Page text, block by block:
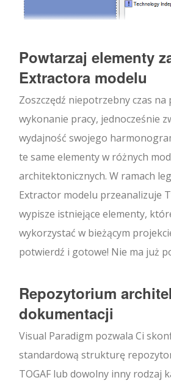
Powtarzaj elementy
Extractora modelu
Zoszczędź niepotrzebny czas na
wykonanie pracy, jednocześnie
wydajność swojego
te same elementy w różnych
architektonicznych. W ramach
Extractor modelu przeanalizuje
wypisze istniejące elementy,
wykorzystać w bieżącym
potwierdź i gotowe! Nie ma już
Repozytorium
dokumentacji
Visual Paradigm pozwala Ci
standardową strukturę
TOGAF lub dowolny inny rodzaj